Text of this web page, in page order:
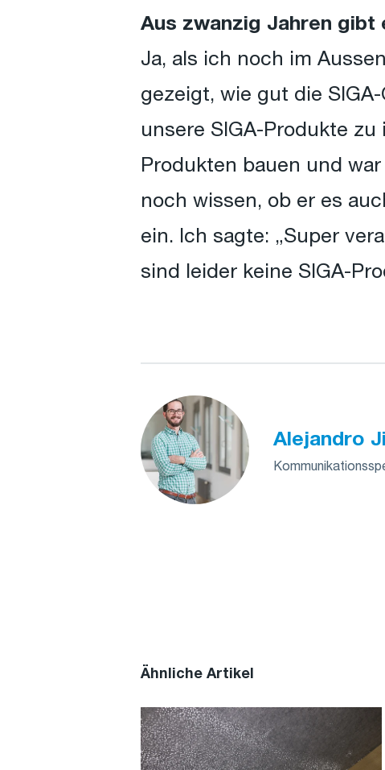
Aus zwanzig Jahren
Ja, als ich noch im
gezeigt, wie gut die
unsere SIGA-Produkte
Produkten bauen und
noch wissen, ob er es
ein. Ich sagte: „Super
sind leider keine SIGA-
Alejandro
Ähnliche Artikel